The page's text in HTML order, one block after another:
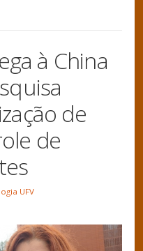
à China
de
de
UFV